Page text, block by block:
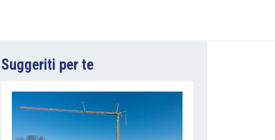
Suggeriti per te